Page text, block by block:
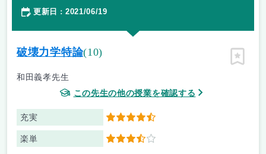
更新日 ： 2021/06/19
破壊力学特論(10)
和田義孝先生
この先生の他の授業を確認する
充実 4.5
楽単 3.5
ピン留